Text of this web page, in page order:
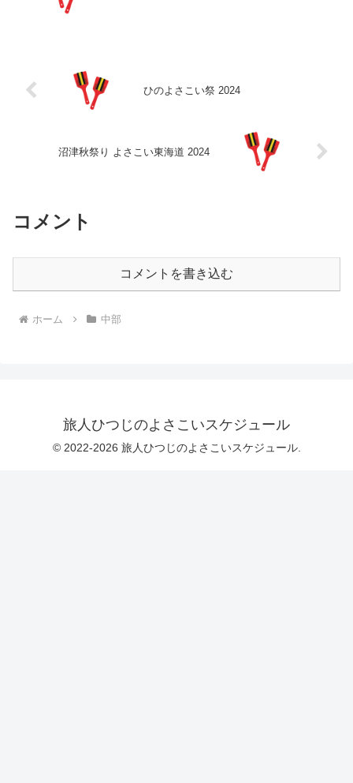
ひのよさこい祭 2024
沼津秋祭り よさこい東海道 2024
コメント
コメントを書き込む
ホーム 中部
旅人ひつじのよさこいスケジュール
© 2022-2026 旅人ひつじのよさこいスケジュール.